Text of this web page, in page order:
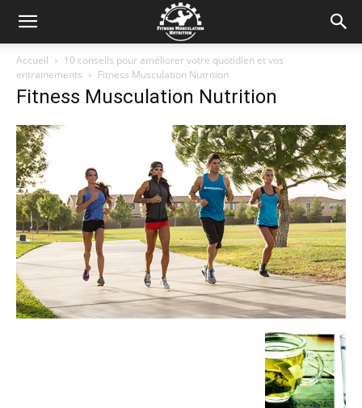
Accueil
10 conseils pour améliorer votre quotidien et vos
entrainements
Fitness Musculation Nutrition
Fitness Musculation Nutrition